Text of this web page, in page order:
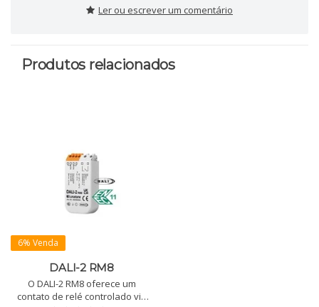
Ler ou escrever um comentário
Produtos relacionados
6% Venda
DALI-2 RM8
O DALI-2 RM8 oferece um
contato de relé controlado via